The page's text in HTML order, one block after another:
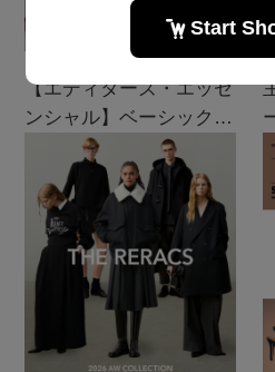
【エディターズ・エッセ
ンシャル】ベーシックと
トレンドが交差する16の